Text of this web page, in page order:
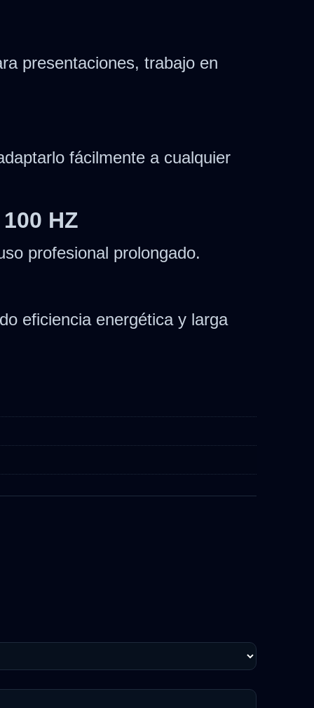
presentaciones, trabajo en
fácilmente a cualquier
HZ
profesional prolongado.
eficiencia energética y larga